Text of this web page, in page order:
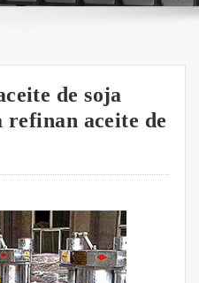
de soja
aceite de